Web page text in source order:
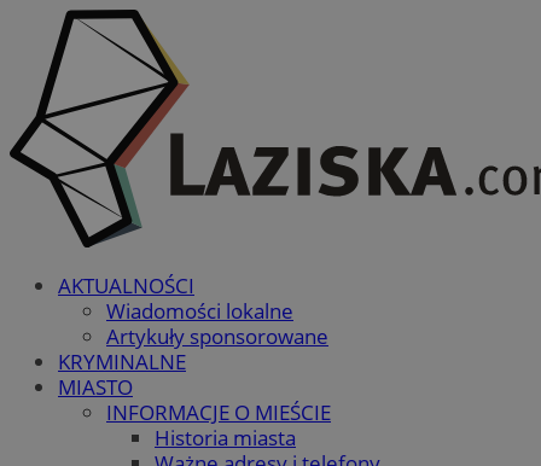
AKTUALNOŚCI
Wiadomości lokalne
Artykuły sponsorowane
KRYMINALNE
MIASTO
INFORMACJE O MIEŚCIE
Historia miasta